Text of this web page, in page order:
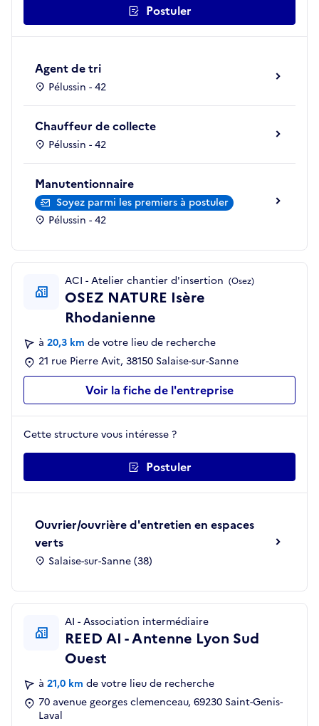
Postuler
Agent de tri
Pélussin - 42
Chauffeur de collecte
Pélussin - 42
Manutentionnaire
Soyez parmi les premiers à postuler
Pélussin - 42
ACI - Atelier chantier d'insertion (Osez)
OSEZ NATURE Isère
Rhodanienne
à 20,3 km de votre lieu de recherche
21 rue Pierre Avit, 38150 Salaise-sur-Sanne
Voir la fiche de l'entreprise
Cette structure vous intéresse ?
Postuler
Ouvrier/ouvrière d'entretien en espaces
verts
Salaise-sur-Sanne (38)
AI - Association intermédiaire
REED AI - Antenne Lyon Sud
Ouest
à 21,0 km de votre lieu de recherche
70 avenue georges clemenceau, 69230 Saint-Genis-
Laval